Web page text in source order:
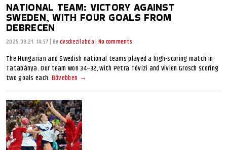
NATIONAL TEAM: VICTORY AGAINST
SWEDEN, WITH FOUR GOALS FROM
DEBRECEN
2025.09.21. 14:57 Bydvsckezilabda No comments
The Hungarian and Swedish national teams played a high-scoring match in
Tatabánya. Our team won 34–32, with Petra Tóvizi and Vivien Grosch scoring
two goals each. Bővebben →